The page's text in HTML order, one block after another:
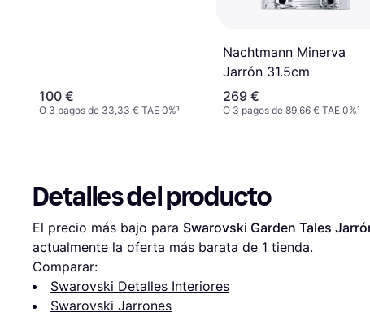
100 €
O 3 pagos de 33,33 € TAE 0%¹
Nachtmann Minerva
Jarrón 31.5cm
269 €
O 3 pagos de 89,66 € TAE 0%¹
Detalles del producto
El precio más bajo para Swarovski Garden Tales
actualmente la oferta más barata de 1 tienda.
Comparar:
Swarovski Detalles Interiores
Swarovski Jarrones